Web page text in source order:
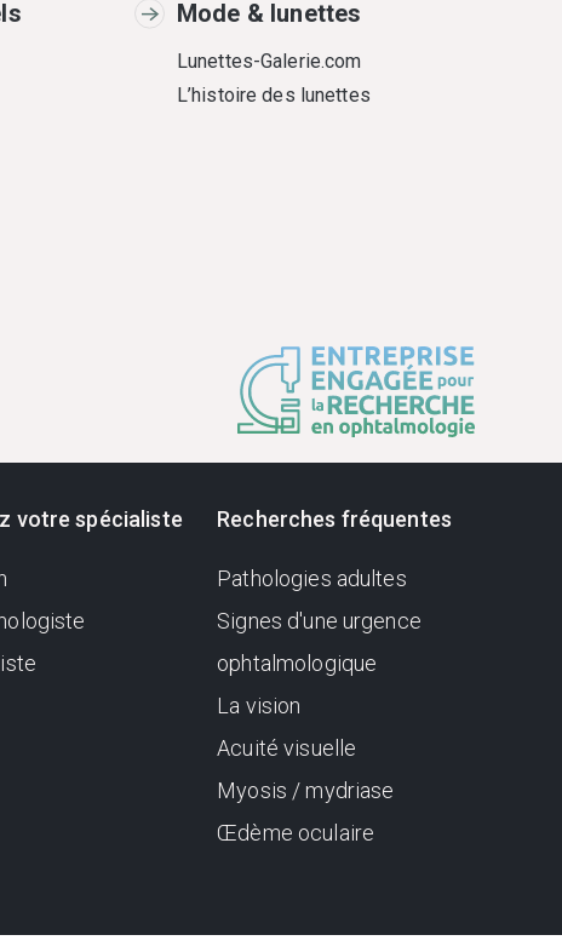
Mode & lunettes
Lunettes-Galerie.com
L’histoire des lunettes
votre spécialiste Recherches fréquentes
Pathologies adultes
Signes d'une urgence
ophtalmologique
La vision
Acuité visuelle
Myosis / mydriase
Œdème oculaire